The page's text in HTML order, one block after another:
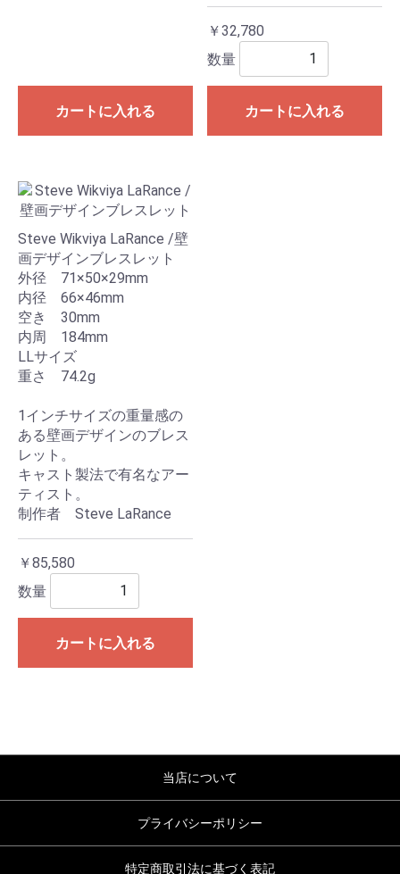
カートに入れる
￥32,780
数量
カートに入れる
Steve Wikviya LaRance /壁
画デザインブレスレット
外径 71×50×29mm
内径 66×46mm
空き 30mm
内周 184mm
LLサイズ
重さ 74.2g
1インチサイズの重量感の
ある壁画デザインのブレス
レット。
キャスト製法で有名なアー
ティスト。
制作者 Steve LaRance
￥85,580
数量
カートに入れる
当店について
プライバシーポリシー
特定商取引法に基づく表記